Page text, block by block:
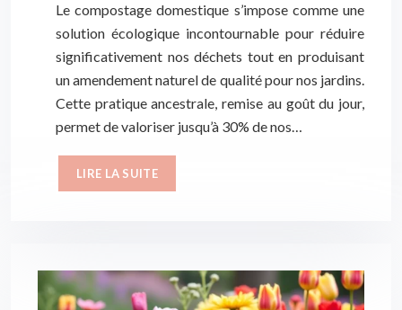
Le compostage domestique s’impose comme une
solution écologique incontournable pour réduire
significativement nos déchets tout en produisant
un amendement naturel de qualité pour nos jardins.
Cette pratique ancestrale, remise au goût du jour,
permet de valoriser jusqu’à 30% de nos…
LIRE LA SUITE